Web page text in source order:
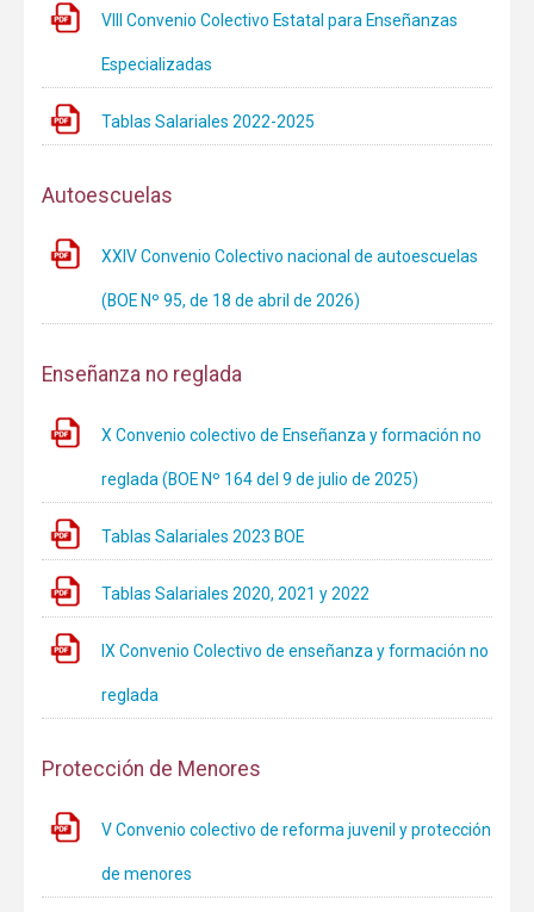
VIII Convenio Colectivo Estatal para Enseñanzas
Especializadas
Tablas Salariales 2022-2025
Autoescuelas
XXIV Convenio Colectivo nacional de autoescuelas
(BOE Nº 95, de 18 de abril de 2026)
Enseñanza no reglada
X Convenio colectivo de Enseñanza y formación no
reglada (BOE Nº 164 del 9 de julio de 2025)
Tablas Salariales 2023 BOE
Tablas Salariales 2020, 2021 y 2022
IX Convenio Colectivo de enseñanza y formación no
reglada
Protección de Menores
V Convenio colectivo de reforma juvenil y protección
de menores